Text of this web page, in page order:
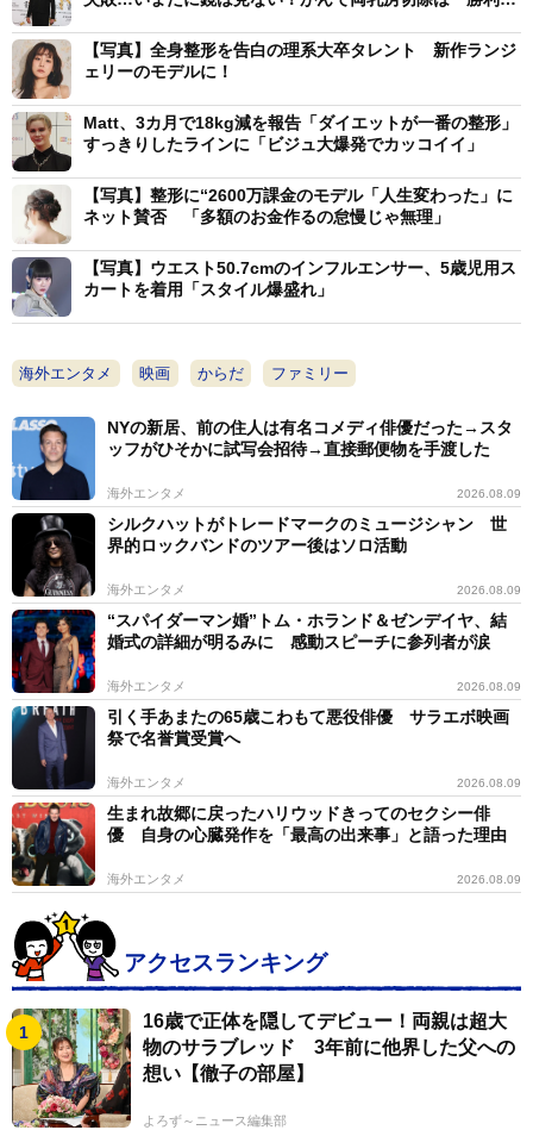
【写真】全身整形を告白の理系大卒タレント 新作ランジ
ェリーのモデルに！
Matt、3カ月で18kg減を報告「ダイエットが一番の整形」
すっきりしたラインに「ビジュ大爆発でカッコイイ」
【写真】整形に“2600万課金のモデル「人生変わった」に
ネット賛否 「多額のお金作るの怠慢じゃ無理」
【写真】ウエスト50.7cmのインフルエンサー、5歳児用ス
カートを着用「スタイル爆盛れ」
海外エンタメ 映画 からだ ファミリー
NYの新居、前の住人は有名コメディ俳優だった→スタ
ッフがひそかに試写会招待→直接郵便物を手渡した
海外エンタメ 2026.08.09
シルクハットがトレードマークのミュージシャン 世
界的ロックバンドのツアー後はソロ活動
海外エンタメ 2026.08.09
“スパイダーマン婚”トム・ホランド＆ゼンデイヤ、結
婚式の詳細が明るみに 感動スピーチに参列者が涙
海外エンタメ 2026.08.09
引く手あまたの65歳こわもて悪役俳優 サラエボ映画
祭で名誉賞受賞へ
海外エンタメ 2026.08.09
生まれ故郷に戻ったハリウッドきってのセクシー俳
優 自身の心臓発作を「最高の出来事」と語った理由
海外エンタメ 2026.08.09
アクセスランキング
16歳で正体を隠してデビュー！両親は超大
物のサラブレッド 3年前に他界した父への
想い【徹子の部屋】
よろず～ニュース編集部